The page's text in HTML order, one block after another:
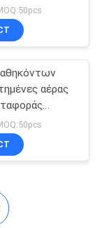
με τη ρόδα
αέρας
50/1
ποσότητα